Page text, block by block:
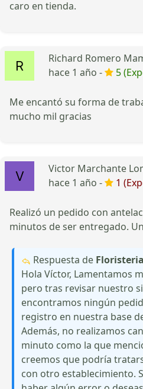
caro en tienda.
Richard Romero
hace 1 año -
5
Me encantó su forma de
mucho mil gracias
Victor Marchante
hace 1 año -
1
Realizó un pedido con
minutos de ser entregado.
Respuesta de
Hola Víctor, Lamentamos
pero tras revisar nuestro
encontramos ningún
registro en nuestra base
Además, no realizamos
minuto como la que
creemos que podría
con otro establecimiento.